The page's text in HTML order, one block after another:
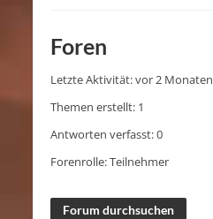
Foren
Letzte Aktivität: vor 2 Monaten
Themen erstellt: 1
Antworten verfasst: 0
Forenrolle: Teilnehmer
Forum durchsuchen